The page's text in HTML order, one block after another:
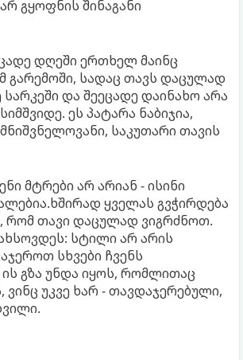
გყოფნის შინაგანი
დღეში ერთხელ მაინც
გარემოში, სადაც თავს დაცულად
და შეეცადე დაინახო არა
ეს პატარა ნაბიჯია,
საკუთარი თავის
მტრები არ არიან - ისინი
ყველას გვჭირდება
რომ თავი დაცულად ვიგრძნოთ.
სტილი არ არის
სხვები ჩვენს
გზა უნდა იყოს, რომლითაც
ვინც უკვე ხარ - თავდაჯერებული,